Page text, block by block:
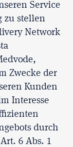
Service
zu stellen
Network
Zwecke der
Kunden
Interesse
durch
6 Abs. 1